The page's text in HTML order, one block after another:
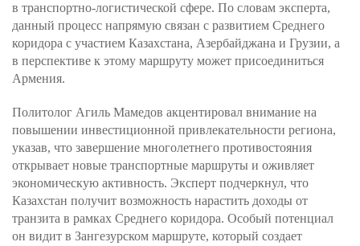
в транспортно-логистической сфере. По словам эксперта,
данный процесс напрямую связан с развитием Среднего
коридора с участием Казахстана, Азербайджана и Грузии, а
в перспективе к этому маршруту может присоединиться
Армения.
Политолог Агиль Мамедов акцентировал внимание на
повышении инвестиционной привлекательности региона,
указав, что завершение многолетнего противостояния
открывает новые транспортные маршруты и оживляет
экономическую активность. Эксперт подчеркнул, что
Казахстан получит возможность нарастить доходы от
транзита в рамках Среднего коридора. Особый потенциал
он видит в Зангезурском маршруте, который создает